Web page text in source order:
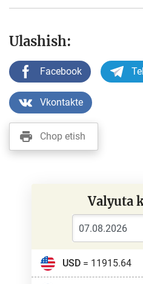
Ulashish:
Facebook
Vkontakte
Chop etish
Valyuta
USD= 11915.64